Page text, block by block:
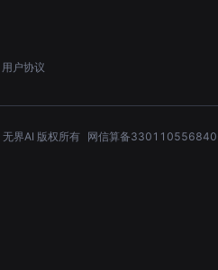
用户协议
无界AI 版权所有 网信算备